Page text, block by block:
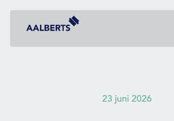
Ga
naarAalberts Bouw, terug naar de homepagina
23 juni 2026